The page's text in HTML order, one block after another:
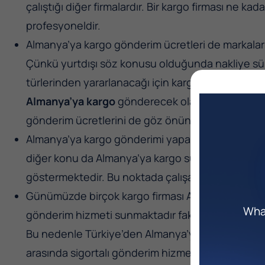
çalıştığı diğer firmalardır. Bir kargo firması ne
profesyoneldir.
Almanya’ya kargo gönderim ücretleri de
Çünkü yurtdışı söz konusu olduğunda nakliye
türlerinden yararlanacağı için kargo gönderme
Almanya’ya kargogönderecek olan kişi ve
gönderim ücretlerini de göz önünde
Almanya’ya kargo gönderimi yapacağınız
diğer konu da Almanya’ya kargo süresidir. Çünkü
göstermektedir. Bu noktada çalışacağınız
Günümüzde birçok kargo firması Almanya’ya
gönderim hizmeti sunmaktadır fakat bazı
Bu nedenle Türkiye’den Almanya’ya kargo
arasında sigortalı gönderim hizmeti olup